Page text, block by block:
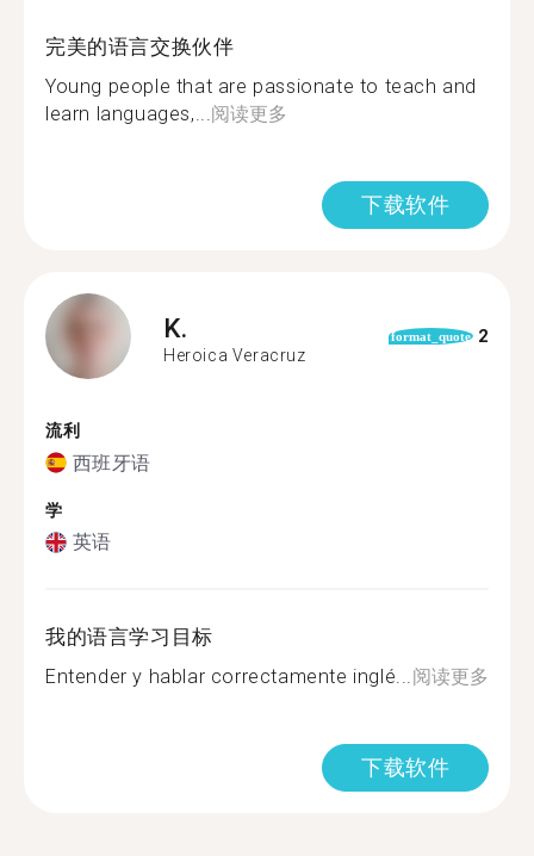
完美的语言交换伙伴
Young people that are passionate to teach and
learn languages,...阅读更多
下载软件
K.
Heroica Veracruz
format_quote 2
流利
西班牙语
学
英语
我的语言学习目标
Entender y hablar correctamente inglé...阅读更多
下载软件